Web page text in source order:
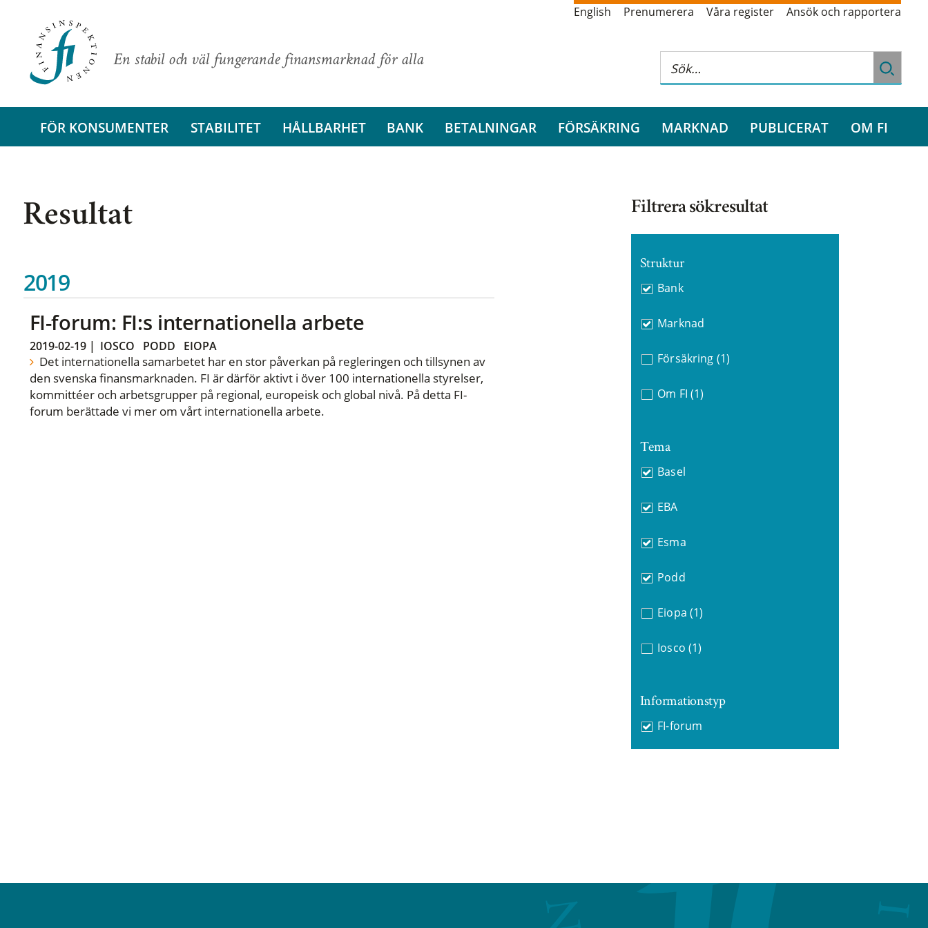
En stabil och väl fungerande finansmarknad för alla
English Prenumerera Våra register Ansök och rapportera
FÖR KONSUMENTER STABILITET HÅLLBARHET BANK BETALNINGAR FÖRSÄKRING MARKNAD PUBLICERAT OM FI
Resultat
2019
FI-forum: FI:s internationella arbete
2019-02-19| IOSCO PODD EIOPA
Det internationella samarbetet har en stor påverkan på regleringen och tillsynen av
den svenska finansmarknaden. FI är därför aktivt i över 100 internationella styrelser,
kommittéer och arbetsgrupper på regional, europeisk och global nivå. På detta FI-
forum berättade vi mer om vårt internationella arbete.
Filtrera sökresultat
Struktur
Bank
Marknad
Försäkring (1)
Om FI (1)
Tema
Basel
EBA
Esma
Podd
Eiopa (1)
Iosco (1)
Informationstyp
FI-forum